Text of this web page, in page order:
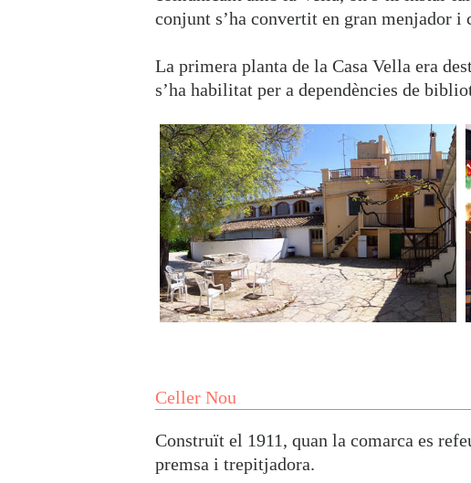
conjunt s’ha convertit en gran menjador i
La primera planta de la Casa Vella era
s’ha habilitat per a dependències de
Celler Nou
Construït el 1911, quan la comarca es
premsa i trepitjadora.